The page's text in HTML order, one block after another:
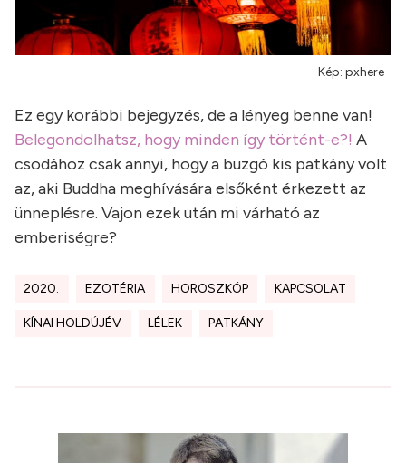
Kép: pxhere
Ez egy korábbi bejegyzés, de a lényeg benne van!
Belegondolhatsz, hogy minden így történt-e?! A
csodához csak annyi, hogy a buzgó kis patkány volt
az, aki Buddha meghívására elsőként érkezett az
ünneplésre. Vajon ezek után mi várható az
emberiségre?
2020. EZOTÉRIA HOROSZKÓP KAPCSOLAT
KÍNAI HOLDÚJÉV LÉLEK PATKÁNY